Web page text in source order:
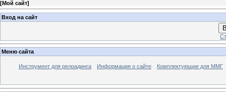
[Мой сайт]
Вход на сайт
Меню сайта
Инструмент для релоадинга Информация о сайте Комплектующие для ММГ